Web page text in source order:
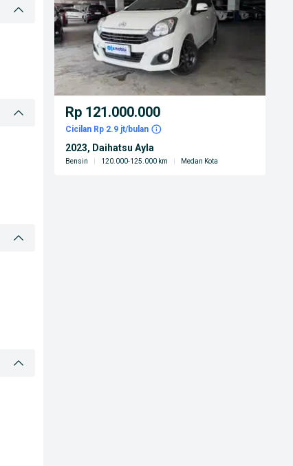
Rp 121.000.000
Cicilan Rp 2.9 jt/bulan
2023, Daihatsu Ayla
Bensin 120.000-125.000 km Medan Kota